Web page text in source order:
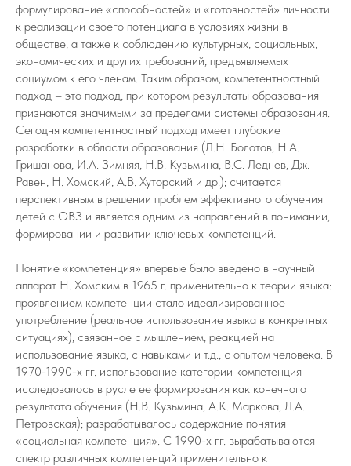
формулирование «способностей» и «готовностей» личности
к реализации своего потенциала в условиях жизни в
обществе, а также к соблюдению культурных, социальных,
экономических и других требований, предъявляемых
социумом к его членам. Таким образом, компетентностный
подход – это подход, при котором результаты образования
признаются значимыми за пределами системы образования.
Сегодня компетентностный подход имеет глубокие
разработки в области образования (Л.Н. Болотов, Н.А.
Гришанова, И.А. Зимняя, Н.В. Кузьмина, В.С. Леднев, Дж.
Равен, Н. Хомский, А.В. Хуторский и др.); считается
перспективным в решении проблем эффективного обучения
детей с ОВЗ и является одним из направлений в понимании,
формировании и развитии ключевых компетенций.
Понятие «компетенция» впервые было введено в научный
аппарат Н. Хомским в 1965 г. применительно к теории языка:
проявлением компетенции стало идеализированное
употребление (реальное использование языка в конкретных
ситуациях), связанное с мышлением, реакцией на
использование языка, с навыками и т.д., с опытом человека. В
1970-1990-х гг. использование категории компетенция
исследовалось в русле ее формирования как конечного
результата обучения (Н.В. Кузьмина, А.К. Маркова, Л.А.
Петровская); разрабатывалось содержание понятия
«социальная компетенция». С 1990-х гг. вырабатываются
спектр различных компетенций применительно к